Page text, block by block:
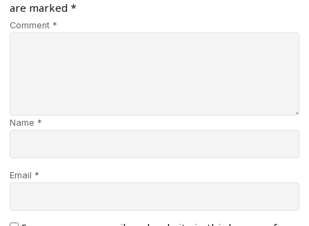
are marked *
Comment *
Name *
Email *